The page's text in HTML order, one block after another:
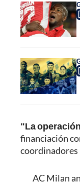
"La
financiación
coordinadores
AC Milan